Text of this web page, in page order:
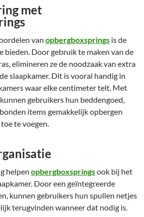
met
van opbergboxsprings is de
bieden. Door gebruik te maken van de
elimineren ze de noodzaak van extra
slaapkamer. Dit is vooral handig in
waar elke centimeter telt. Met
gebruikers hun beddengoed,
items gemakkelijk opbergen
te voegen.
helpen opbergboxspringsook bij het
Door een geïntegreerde
kunnen gebruikers hun spullen netjes
terugvinden wanneer dat nodig is.